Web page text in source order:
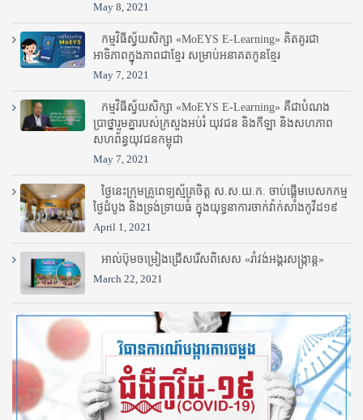
May 8, 2021
កម្មវិធីស្វ័យសិក្សា «MoEYS E-Learning» គិតគូរជា
អាទិភាពក្នុងភាពជាខ្មែរ សម្រាប់អនាគតកូនខ្មែរ
May 7, 2021
កម្មវិធីស្វ័យសិក្សា «MoEYS E-Learning» គឺជាបំណង
ប្រាថ្នារួមគ្នារបស់ក្រសួងអប់រំ​ យុវជន និងកីឡា និងសហភាព
សហព័ន្ធយុវជនកម្ពុជា
May 7, 2021
ថ្ងៃនេះក្រុមគ្រូពេទ្យស្ម័គ្រចិត្ត ស.ស.យ.ក. ចាប់ផ្តើមបេសកកម្ម
ថ្ងៃដំបូង និងទ្រង់ទ្រាយធំ ក្នុងយុទ្ធនាការចាក់វ៉ាក់សាំងកូវីដ១៩
April 1, 2021
អាល់ប៊ុមចម្រៀងជ្រើសរើសពិសេស «រាំវង់អង្គរសង្ក្រាន្ត»
March 22, 2021